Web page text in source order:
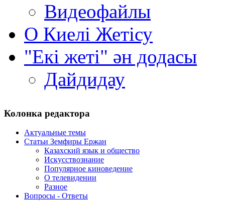
Видеофайлы
О Киелi Жетiсу
"Екі жеті" ән додасы
Дайдидау
Колонка редактора
Актуальные темы
Статьи Земфиры Ержан
Казахский язык и общество
Искусствознание
Популярное киноведение
О телевидении
Разное
Вопросы - Ответы